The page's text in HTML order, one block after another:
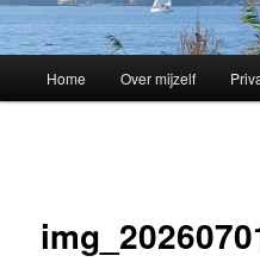
Skip
content
Home Over mijzelf